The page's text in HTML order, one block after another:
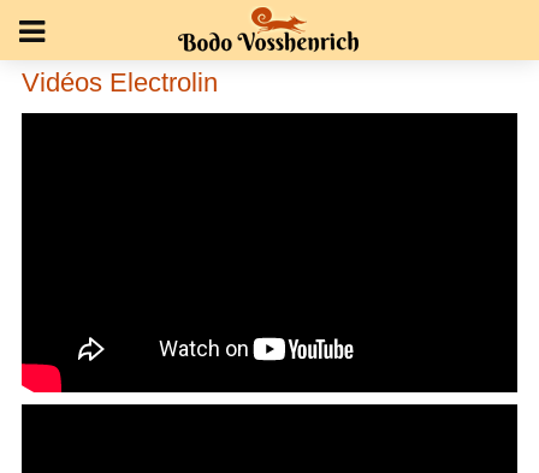
Vidéos Electrolin